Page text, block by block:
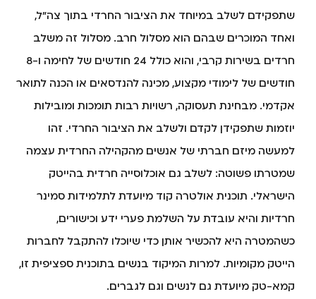
שתפקידם לשלב במיוחד את הציבור החרדי בתוך צה"ל,
ואחד המוכרים שבהם הוא מסלול חרב. מסלול זה משלב
חרדים בשירות קרבי, והוא כולל 24 חודשים של לחימה ו-8
חודשים של לימודי מקצוע, מכינה להנדסאים או הכנה לתואר
אקדמי. מבחינת תעסוקה, רשויות רבות תומכות ומובילות
יוזמות שתפקידן לקדם ולשלב את הציבור החרדי. זהו
למעשה מיזם חברתי של אנשים מהקהילה החרדית עצמה
שמטרתו פשוטה: לשלב גם אוכלוסייה חרדית בהייטק
הישראלי. תוכנית אולטרה קוד מיועדת לתלמידות סמינר
חרדיות והיא עובדת על השלמת פערי ידע וכישורים,
כשהמטרה היא להכשיר אותן כדי שיוכלו להתקבל לחברות
הייטק מקומיות. למרות המיקוד בנשים בתוכנית ספציפית זו,
קמא-טק מיועדת גם לנשים וגם לגברים.